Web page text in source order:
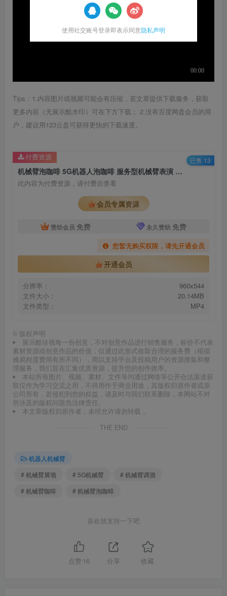
Tips：1.内容图片或视频可能会有压缩，若文章提供下载服务，获取
更多内容（无展示酷水印）可在下方下载； 2.没有百度网盘会员的用
户，建议用123云盘可获得更快的下载速度。
机械臂泡咖啡 5G机器人泡咖啡 服务型机械臂表演 机械臂咖啡互动
此内容为付费资源，请付费后查看
会员专属资源
赞助会员 免费 永久赞助 免费
您暂无购买权限，请先开通会员
开通会员
分辨率：
960x544
文件大小：
20.14MB
文件类型：
MP4
付费资源 已售 13
© 版权声明
展示酷珍视每一份创意，不对创意作品进行销售服务，标价不代表
素材资源或创意作品的价值，仅通过此形式收取合理的服务费（根据
难易程度费用有所不同），用以支持平台及投稿用户的资源搜集和整
理服务，我们旨在汇集优质资源，提升您的创作效率。
本站所有图片、视频、素材、文件等均通过网络等公开合法渠道获
取仅作为学习交流之用，不得用作于商业用途，其版权归原作者或原
公司所有，若侵犯到您的权益，请及时与我们联系删除，本网站不对
所涉及的版权问题负法律责任。
本文章版权归原作者，未经允许请勿转载 。
THE END
机器人机械臂
# 机械臂展项
# 5G机械臂
# 机械臂调酒
# 机械臂咖啡
# 机械臂泡咖啡
喜欢就支持一下吧
点赞 16 分享 收藏
使用社交账号登录即表示同意隐私声明